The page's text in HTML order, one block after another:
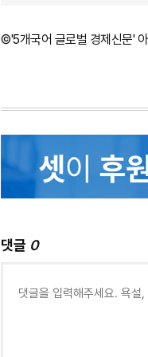
©'5개국어 글로벌 경제신문'
댓글 0